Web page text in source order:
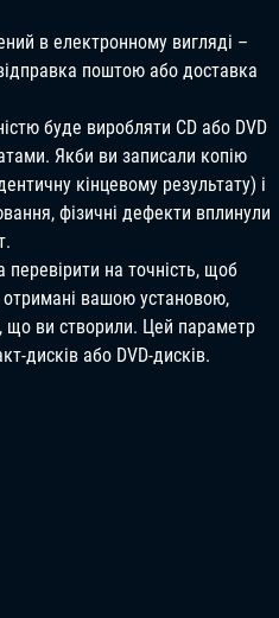
в електронному вигляді –
поштою або доставка
буде виробляти CD або DVD
Якби ви записали копію
кінцевому результату) і
фізичні дефекти вплинули
на точність, щоб
вашою установою,
що ви створили. Цей параметр
дисків або DVD-дисків.